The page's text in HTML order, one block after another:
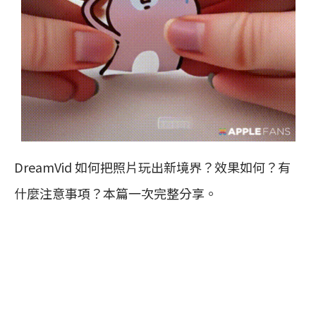
DreamVid 如何把照片玩出新境界？效果如何？有
什麼注意事項？本篇一次完整分享。